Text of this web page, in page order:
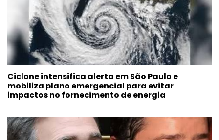
Ciclone intensifica alerta em São Paulo e
mobiliza plano emergencial para evitar
impactos no fornecimento de energia